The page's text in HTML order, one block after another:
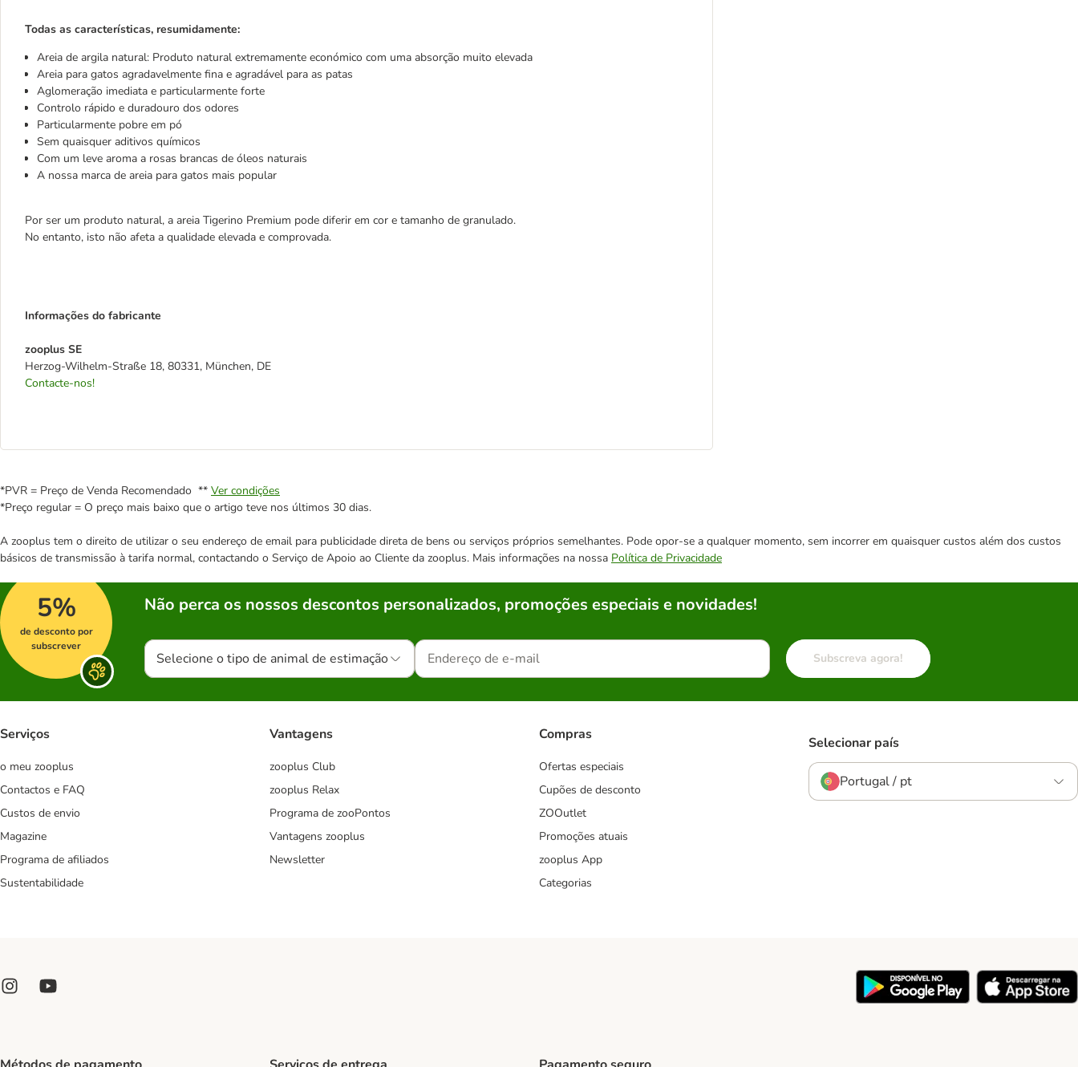
Todas as características, resumidamente:
Areia de argila natural: Produto natural extremamente económico com uma absorção muito elevada
Areia para gatos agradavelmente fina e agradável para as patas
Aglomeração imediata e particularmente forte
Controlo rápido e duradouro dos odores
Particularmente pobre em pó
Sem quaisquer aditivos químicos
Com um leve aroma a rosas brancas de óleos naturais
A nossa marca de areia para gatos mais popular
Por ser um produto natural, a areia Tigerino Premium pode diferir em cor e tamanho de granulado.
No entanto, isto não afeta a qualidade elevada e comprovada.
Informações do fabricante
zooplus SE
Herzog-Wilhelm-Straße 18, 80331, München, DE
Contacte-nos!
*PVR = Preço de Venda Recomendado ** Ver condições
*Preço regular = O preço mais baixo que o artigo teve nos últimos 30 dias.
A zooplus tem o direito de utilizar o seu endereço de email para publicidade direta de bens ou serviços próprios semelhantes. Pode opor-se a qualquer momento, sem incorrer em quaisquer custos além dos custos
básicos de transmissão à tarifa normal, contactando o Serviço de Apoio ao Cliente da zooplus. Mais informações na nossa Política de Privacidade
5%
de desconto por
subscrever
Não perca os nossos descontos personalizados, promoções especiais e novidades!
Selecione o tipo de animal de estimação Subscreva agora!
Serviços
o meu zooplus
Contactos e FAQ
Custos de envio
Magazine
Programa de afiliados
Sustentabilidade
Vantagens
zooplus Club
zooplus Relax
Programa de zooPontos
Vantagens zooplus
Newsletter
Compras
Ofertas especiais
Cupões de desconto
ZOOutlet
Promoções atuais
zooplus App
Categorias
Selecionar país
Portugal / pt